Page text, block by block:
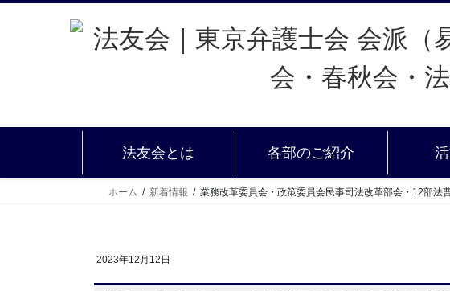
法友会とは 各部のご紹介
ホーム 新着情報 業務改革委員会・政策委員会民事司法改革部会・12部法
2023年12月12日